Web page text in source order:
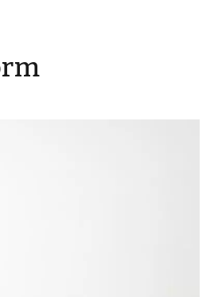
des Jahres gleich